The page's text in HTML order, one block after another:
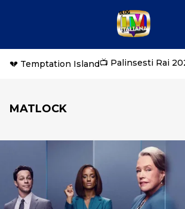
💔 Temptation Island📺 Palinsesti Rai
MATLOCK